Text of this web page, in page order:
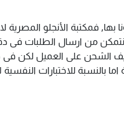
بها, فمكتبة الأنجلو
من ارسال الطلبات فى
الشحن على العميل لكن فى
اما بالنسبة للاختبارات